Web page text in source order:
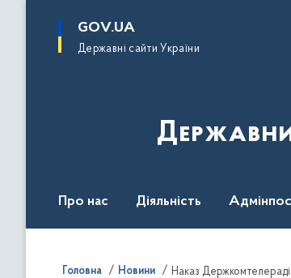
основного
GOV.UA
Державні сайти України
Про нас Діяльність
Головна Новини